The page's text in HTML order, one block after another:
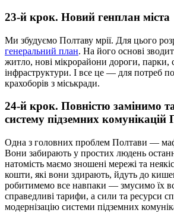
23-й крок. Новий генплан міста
Ми збудуємо Полтаву мрії. Для цього
генеральний план. На його основі
житло, нові мікрорайони дороги, парки,
інфраструктури. І все це — для потреб
крахоборів з міськради.
24-й крок. Повністю замінимо
систему підземних комунікацій
Одна з головних проблем Полтави —
Вони забирають у простих людень
натомість маємо зношені мережі та
кошти, які вони здирають, йдуть до
робитимемо все навпаки — змусимо їх
справедливі тарифи, а сили та ресурси
модернізацію системи підземних